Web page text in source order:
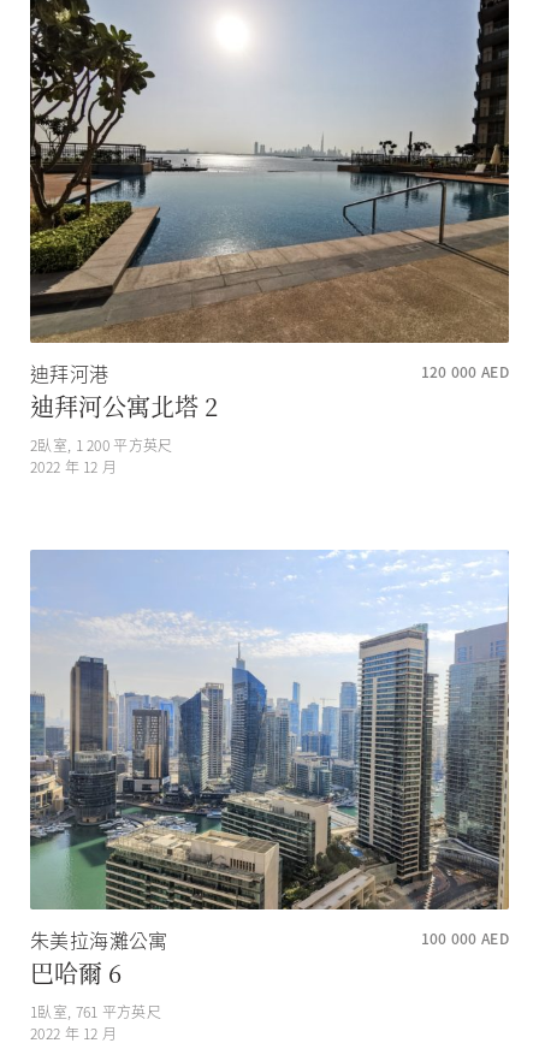
迪拜河港 120 000 AED
迪拜河公寓北塔 2
2臥室, 1 200 平方英尺
2022 年 12 月
朱美拉海灘公寓 100 000 AED
巴哈爾 6
1臥室, 761 平方英尺
2022 年 12 月